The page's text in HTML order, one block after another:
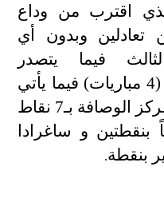
اقترب من وداع
تعادلين وبدون أي
فيما يتصدر
الوداد المجموعة بـ9 نقاط (4 مباريات) فيما يأتي
بيترو أتلتيكو الأنغولي في مركز الوصافة بـ7 نقاط
بنقطتين و ساغرادا
بنقطة.